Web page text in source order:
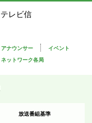
アナウンサー
イベント
ネットワーク各局
放送番組基準